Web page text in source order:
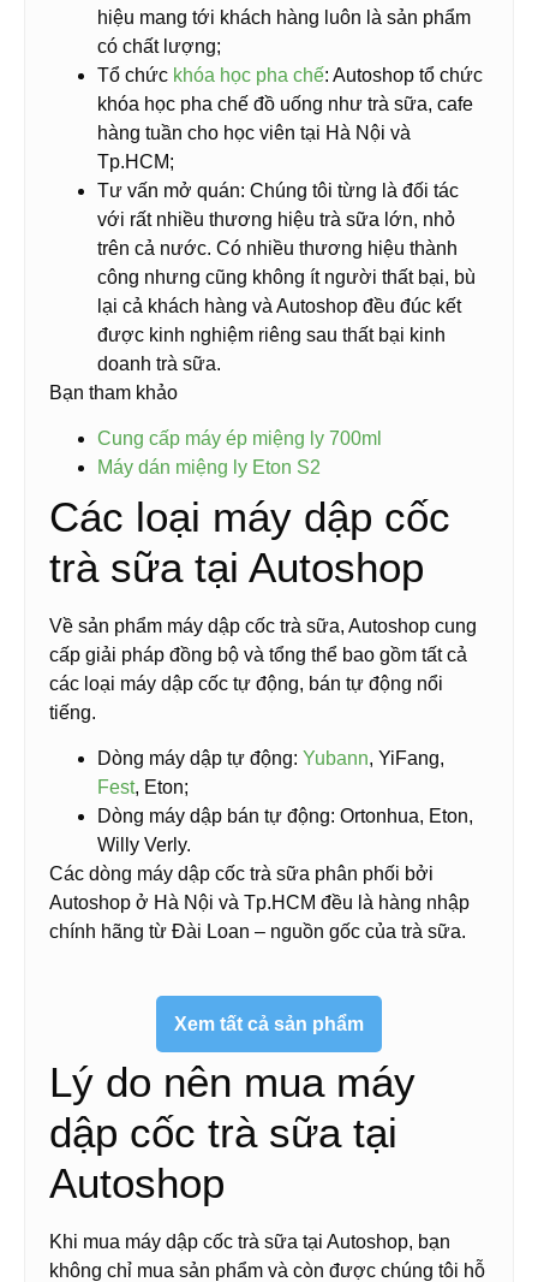
hiệu mang tới khách hàng luôn là sản phẩm
có chất lượng;
Tổ chức khóa học pha chế: Autoshop tổ chức
khóa học pha chế đồ uống như trà sữa, cafe
hàng tuần cho học viên tại Hà Nội và
Tp.HCM;
Tư vấn mở quán: Chúng tôi từng là đối tác
với rất nhiều thương hiệu trà sữa lớn, nhỏ
trên cả nước. Có nhiều thương hiệu thành
công nhưng cũng không ít người thất bại, bù
lại cả khách hàng và Autoshop đều đúc kết
được kinh nghiệm riêng sau thất bại kinh
doanh trà sữa.
Bạn tham khảo
Cung cấp máy ép miệng ly 700ml
Máy dán miệng ly Eton S2
Các loại máy dập cốc
trà sữa tại Autoshop
Về sản phẩm máy dập cốc trà sữa, Autoshop cung
cấp giải pháp đồng bộ và tổng thể bao gồm tất cả
các loại máy dập cốc tự động, bán tự động nổi
tiếng.
Dòng máy dập tự động: Yubann, YiFang,
Fest, Eton;
Dòng máy dập bán tự động: Ortonhua, Eton,
Willy Verly.
Các dòng máy dập cốc trà sữa phân phối bởi
Autoshop ở Hà Nội và Tp.HCM đều là hàng nhập
chính hãng từ Đài Loan – nguồn gốc của trà sữa.
Xem tất cả sản phẩm
Lý do nên mua máy
dập cốc trà sữa tại
Autoshop
Khi mua máy dập cốc trà sữa tại Autoshop, bạn
không chỉ mua sản phẩm và còn được chúng tôi hỗ